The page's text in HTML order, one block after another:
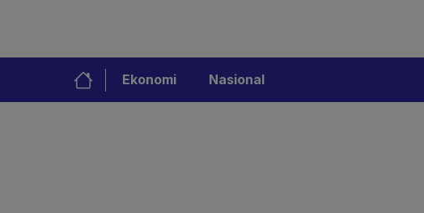
Ekonomi Nasional